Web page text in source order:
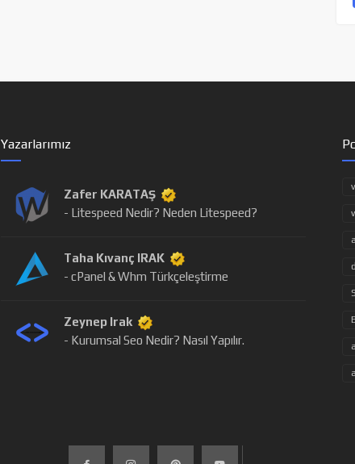
Yazarlarımız
Zafer KARATAŞ
- Litespeed Nedir? Neden Litespeed?
Taha Kıvanç IRAK
- cPanel & Whm Türkçeleştirme
Zeynep Irak
- Kurumsal Seo Nedir? Nasıl Yapılır.